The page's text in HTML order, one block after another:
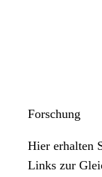
Forschung
Hier erhalten
Links zur